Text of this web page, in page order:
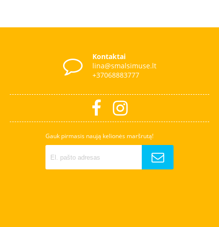
Kontaktai
lina@smalsimuse.lt
+37068883777
Gauk pirmasis naują kelionės maršrutą!